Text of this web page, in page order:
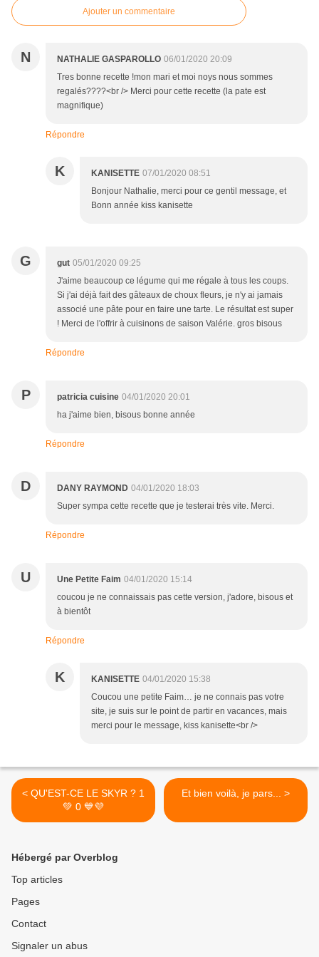
Ajouter un commentaire
N NATHALIE GASPAROLLO 06/01/2020 20:09
Tres bonne recette !mon mari et moi noys nous sommes
regalés????<br /> Merci pour cette recette (la pate est
magnifique)
Répondre
K KANISETTE 07/01/2020 08:51
Bonjour Nathalie, merci pour ce gentil message, et
Bonn année kiss kanisette
G gut 05/01/2020 09:25
J'aime beaucoup ce légume qui me régale à tous les coups.
Si j'ai déjà fait des gâteaux de choux fleurs, je n'y ai jamais
associé une pâte pour en faire une tarte. Le résultat est super
! Merci de l'offrir à cuisinons de saison Valérie. gros bisous
Répondre
P patricia cuisine 04/01/2020 20:01
ha j'aime bien, bisous bonne année
Répondre
D DANY RAYMOND 04/01/2020 18:03
Super sympa cette recette que je testerai très vite. Merci.
Répondre
U Une Petite Faim 04/01/2020 15:14
coucou je ne connaissais pas cette version, j'adore, bisous et
à bientôt
Répondre
K KANISETTE 04/01/2020 15:38
Coucou une petite Faim… je ne connais pas votre
site, je suis sur le point de partir en vacances, mais
merci pour le message, kiss kanisette<br />
< QU'EST-CE LE SKYR ? 1
💚 0 💙💜
Et bien voilà, je pars... >
Hébergé par Overblog
Top articles
Pages
Contact
Signaler un abus